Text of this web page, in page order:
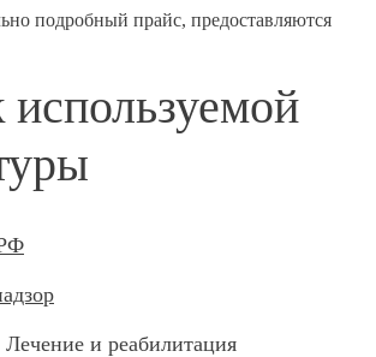
подробный прайс, предоставляются
и реабилитация